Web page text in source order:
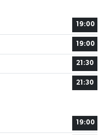
19:00
19:00
21:30
21:30
19:00